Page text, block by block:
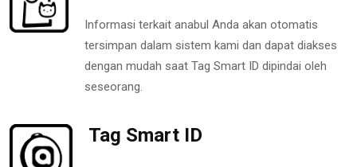
Informasi terkait anabul Anda akan otomatis
tersimpan dalam sistem kami dan dapat diakses
dengan mudah saat Tag Smart ID dipindai oleh
seseorang.
Tag Smart ID